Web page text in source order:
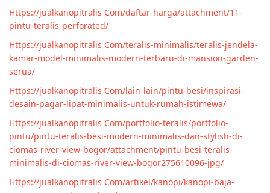
Https://jualkanopitralis Com/daftar-harga/attachment/11-
pintu-teralis-perforated/
Https://jualkanopitralis Com/teralis-minimalis/teralis-jendela-
kamar-model-minimalis-modern-terbaru-di-mansion-garden-
serua/
Https://jualkanopitralis Com/lain-lain/pintu-besi/inspirasi-
desain-pagar-lipat-minimalis-untuk-rumah-istimewa/
Https://jualkanopitralis Com/portfolio-teralis/portfolio-
pintu/pintu-teralis-besi-modern-minimalis-dan-stylish-di-
ciomas-river-view-bogor/attachment/pintu-besi-teralis-
minimalis-di-ciomas-river-view-bogor275610096-jpg/
Https://jualkanopitralis Com/artikel/kanopi/kanopi-baja-